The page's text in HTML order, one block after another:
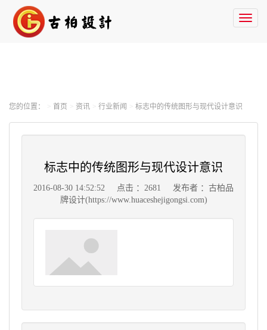
您的位置： 首页 资讯 行业新闻 标志中的传统图形与现代设计意识
标志中的传统图形与现代设计意识
2016-08-30 14:52:52 点击 ：2681
发布者 ：古柏品
牌设计(https://www.huaceshejigongsi.com)